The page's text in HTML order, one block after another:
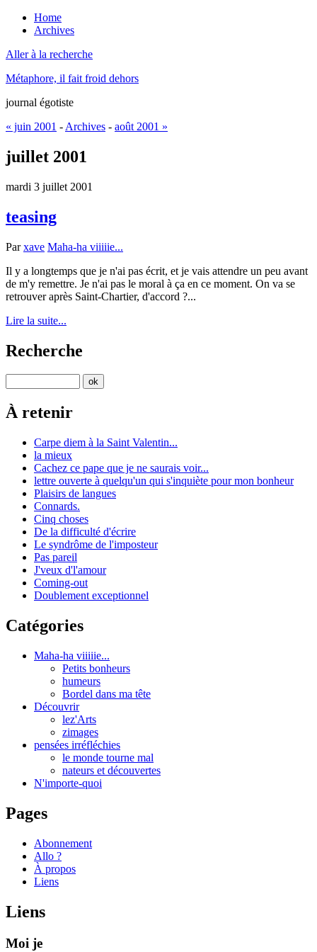
Home
Archives
Aller à la recherche
Métaphore, il fait froid dehors
journal égotiste
« juin 2001 - Archives - août 2001 »
juillet 2001
mardi 3 juillet 2001
teasing
Parxave Maha-ha viiiiie...
Il y a longtemps que je n'ai pas écrit, et je vais attendre un peu avant
de m'y remettre. Je n'ai pas le moral à ça en ce moment. On va se
retrouver après Saint-Chartier, d'accord ?...
Lire la suite...
Recherche
À retenir
Carpe diem à la Saint Valentin...
la mieux
Cachez ce pape que je ne saurais voir...
lettre ouverte à quelqu'un qui s'inquiète pour mon bonheur
Plaisirs de langues
Connards.
Cinq choses
De la difficulté d'écrire
Le syndrôme de l'imposteur
Pas pareil
J'veux d'l'amour
Coming-out
Doublement exceptionnel
Catégories
Maha-ha viiiiie...
Petits bonheurs
humeurs
Bordel dans ma tête
Découvrir
lez'Arts
zimages
pensées irréfléchies
le monde tourne mal
nateurs et découvertes
N'importe-quoi
Pages
Abonnement
Allo ?
À propos
Liens
Liens
Moi je